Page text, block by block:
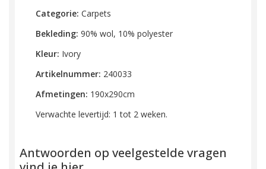
Categorie: Carpets
Bekleding: 90% wol, 10% polyester
Kleur: Ivory
Artikelnummer: 240033
Afmetingen: 190x290cm
Verwachte levertijd: 1 tot 2 weken.
Antwoorden op veelgestelde vragen